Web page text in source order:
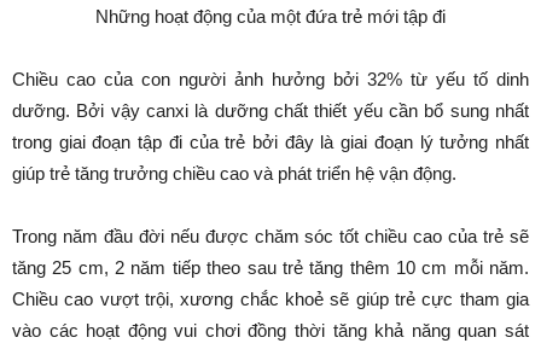
Những hoạt động của một đứa trẻ mới tập đi
Chiều cao của con người ảnh hưởng bởi 32% từ yếu tố dinh
dưỡng. Bởi vậy canxi là dưỡng chất thiết yếu cần bổ sung nhất
trong giai đoạn tập đi của trẻ bởi đây là giai đoạn lý tưởng nhất
giúp trẻ tăng trưởng chiều cao và phát triển hệ vận động.
Trong năm đầu đời nếu được chăm sóc tốt chiều cao của trẻ sẽ
tăng 25 cm, 2 năm tiếp theo sau trẻ tăng thêm 10 cm mỗi năm.
Chiều cao vượt trội, xương chắc khoẻ sẽ giúp trẻ cực tham gia
vào các hoạt động vui chơi đồng thời tăng khả năng quan sát